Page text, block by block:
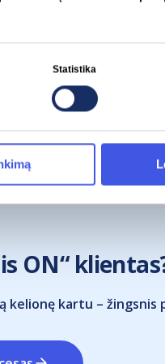
Statistika
ON“
kelionę kartu – žingsnis